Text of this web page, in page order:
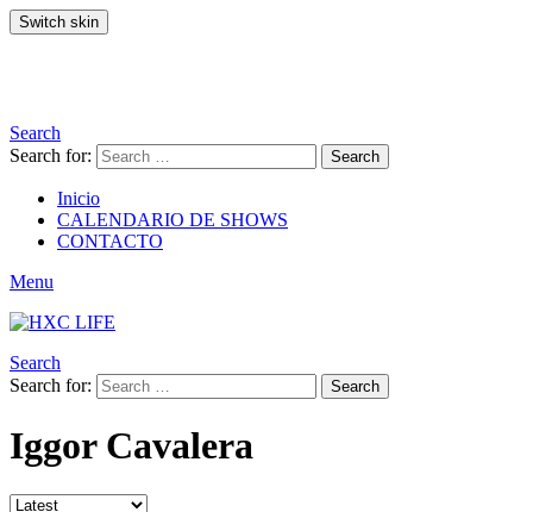
Switch skin
Search
Search for:
Search
Inicio
CALENDARIO DE SHOWS
CONTACTO
Menu
Search
Search for:
Search
Iggor Cavalera